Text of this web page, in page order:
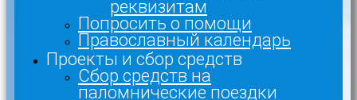
реквизитам
Попросить о помощи
Православный календарь
Проекты и сбор средств
Сбор средств на
паломнические поездки